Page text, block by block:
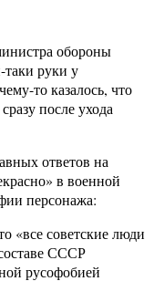
обороны
руки у
то казалось, что
после ухода
ответов на
в военной
персонажа:
«все советские люди
СССР
русофобией